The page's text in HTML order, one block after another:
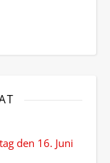
den 16. Juni